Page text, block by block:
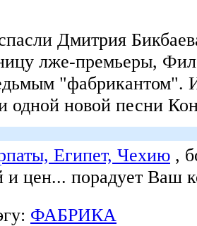
Дмитрия
лже-премьеры,
"фабрикантом".
одной новой песни
Египет, Чехию ,
и цен... порадует Ваш
ФАБРИКА